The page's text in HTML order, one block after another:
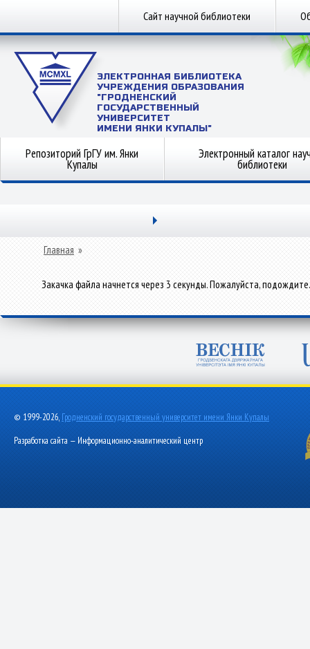
Сайт научной библиотеки
ЭЛЕКТРОННАЯ БИБЛИОТЕКА
УЧРЕЖДЕНИЯ ОБРАЗОВАНИЯ
"ГРОДНЕНСКИЙ
ГОСУДАРСТВЕННЫЙ
УНИВЕРСИТЕТ
ИМЕНИ ЯНКИ КУПАЛЫ"
Репозиторий ГрГУ им. Янки
Купалы
Электронный каталог
библиотеки
Главная »
Закачка файла начнется через 3 секунды. Пожалуйста, подождите.
© 1999-2026, Гродненский государственный университет имени Янки Купалы
Разработка сайта — Информационно-аналитический центр